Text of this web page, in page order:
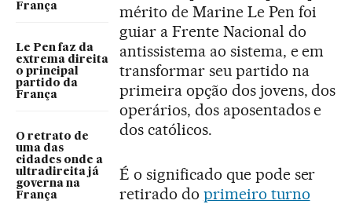
França
Le Pen faz da
extrema direita
o principal
partido da
França
O retrato de
uma das
cidades onde a
ultradireita já
governa na
França
mérito de Marine Le Pen foi
guiar a Frente Nacional do
antissistema ao sistema, e em
transformar seu partido na
primeira opção dos jovens, dos
operários, dos aposentados e
dos católicos.
É o significado que pode ser
retirado do primeiro turno